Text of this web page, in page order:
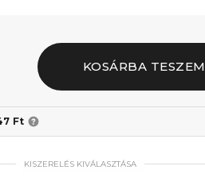
KOSÁRBA TESZEM
Ft
KISZERELÉS KIVÁLASZTÁSA